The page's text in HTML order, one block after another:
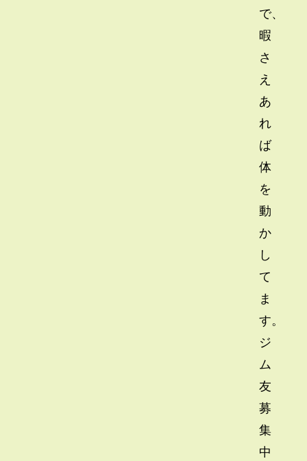
で、
暇
さ
え
あ
れ
ば
体
を
動
か
し
て
ま
す。
ジ
ム
友
募
集
中